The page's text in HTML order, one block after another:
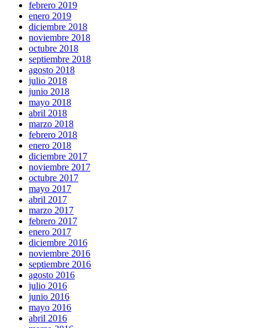
febrero 2019
enero 2019
diciembre 2018
noviembre 2018
octubre 2018
septiembre 2018
agosto 2018
julio 2018
junio 2018
mayo 2018
abril 2018
marzo 2018
febrero 2018
enero 2018
diciembre 2017
noviembre 2017
octubre 2017
mayo 2017
abril 2017
marzo 2017
febrero 2017
enero 2017
diciembre 2016
noviembre 2016
septiembre 2016
agosto 2016
julio 2016
junio 2016
mayo 2016
abril 2016